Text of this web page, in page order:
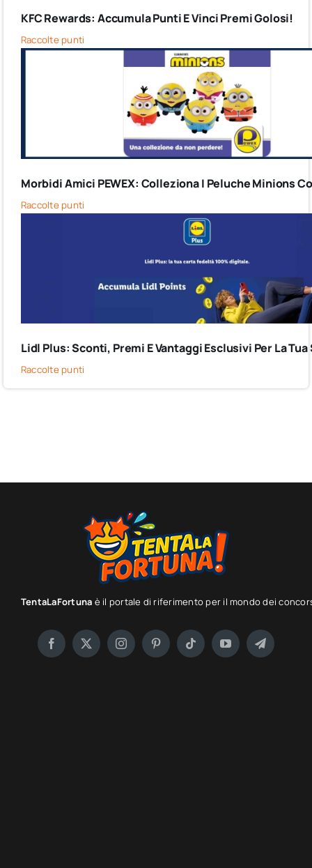
KFC Rewards: Accumula Punti E Vinci Premi Golosi!
Raccolte punti
Morbidi Amici PEWEX: Colleziona I Peluche Minions
Raccolte punti
Lidl Plus: Sconti, Premi E Vantaggi Esclusivi Per La Tua
Raccolte punti
TentaLaFortuna è il portale di riferimento per il mondo dei